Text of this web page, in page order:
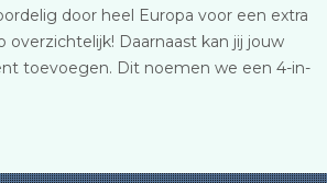
door heel Europa voor een extra
overzichtelijk! Daarnaast kan jij jouw
toevoegen. Dit noemen we een 4-in-